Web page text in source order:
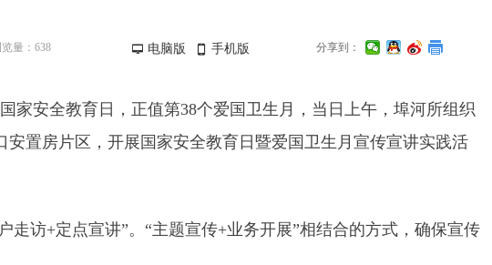
安全教育日，正值第38个爱国卫生月，当日上午，埠河所组织
置房片区，开展国家安全教育日暨爱国卫生月宣传宣讲实践活
访+定点宣讲”。“主题宣传+业务开展”相结合的方式，确保宣传
量： 638 分享到：
넡 电脑版 넓 手机版